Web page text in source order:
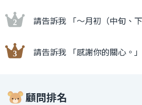
請告訴我 「〜月初（中旬、
請告訴我 「感謝你的關心。
顧問排名